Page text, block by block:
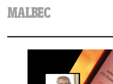
MALBEC